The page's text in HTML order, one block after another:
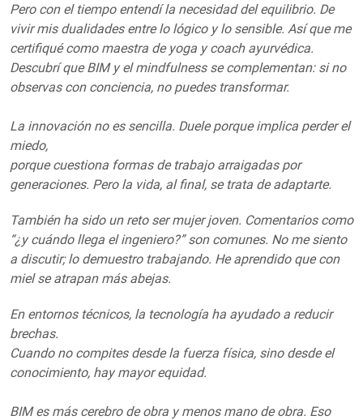
Pero con el tiempo entendí la necesidad del equilibrio. De
vivir mis dualidades entre lo lógico y lo sensible. Así que me
certifiqué como maestra de yoga y coach ayurvédica.
Descubrí que BIM y el mindfulness se complementan: si no
observas con conciencia, no puedes transformar.
La innovación no es sencilla. Duele porque implica perder el
miedo,
porque cuestiona formas de trabajo arraigadas por
generaciones. Pero la vida, al final, se trata de adaptarte.
También ha sido un reto ser mujer joven. Comentarios como
“¿y cuándo llega el ingeniero?” son comunes. No me siento
a discutir; lo demuestro trabajando. He aprendido que con
miel se atrapan más abejas.
En entornos técnicos, la tecnología ha ayudado a reducir
brechas.
Cuando no compites desde la fuerza física, sino desde el
conocimiento, hay mayor equidad.
BIM es más cerebro de obra y menos mano de obra. Eso